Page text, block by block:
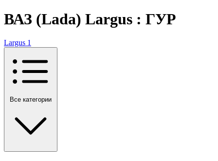
ВАЗ (Lada) Largus : ГУР
Largus 1
Все категории